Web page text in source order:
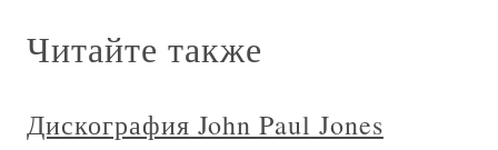
Читайте также
Дискография John Paul Jones